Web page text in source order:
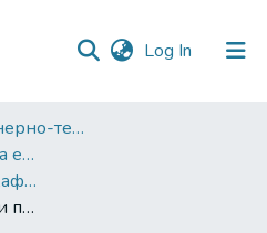
Log In (current)
Факультет інженерно-технологічний
Кафедра механічної та електричної інженерії
Друковані видання. Кафедра механічної та електричної інженерії
Забезпечення безпеки при використанні хімічних речовин на робочих місцях.